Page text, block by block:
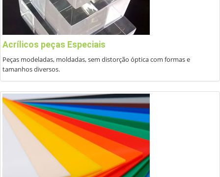
Acrílicos peças Especiais
Peças modeladas, moldadas, sem distorção óptica com formas e
tamanhos diversos.